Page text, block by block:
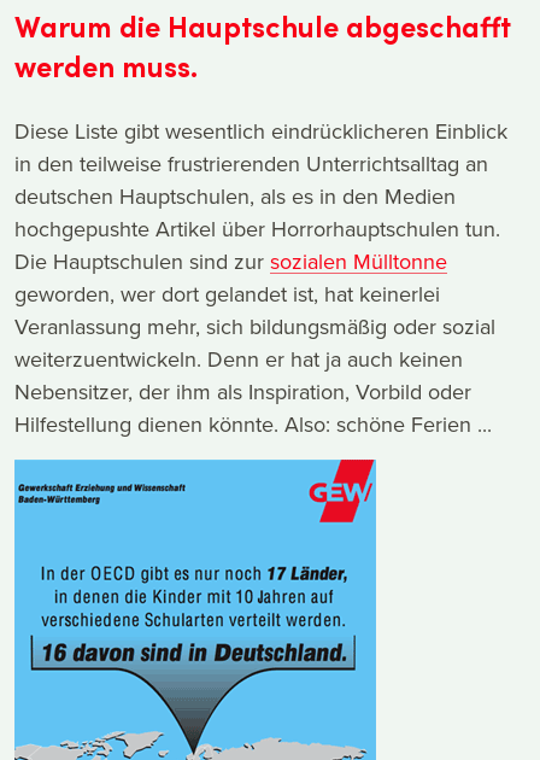
Warum die Hauptschule abgeschafft
werden muss.
Diese Liste gibt wesentlich eindrücklicheren Einblick
in den teilweise frustrierenden Unterrichtsalltag an
deutschen Hauptschulen, als es in den Medien
hochgepushte Artikel über Horrorhauptschulen tun.
Die Hauptschulen sind zur sozialen Mülltonne
geworden, wer dort gelandet ist, hat keinerlei
Veranlassung mehr, sich bildungsmäßig oder sozial
weiterzuentwickeln. Denn er hat ja auch keinen
Nebensitzer, der ihm als Inspiration, Vorbild oder
Hilfestellung dienen könnte. Also: schöne Ferien ...